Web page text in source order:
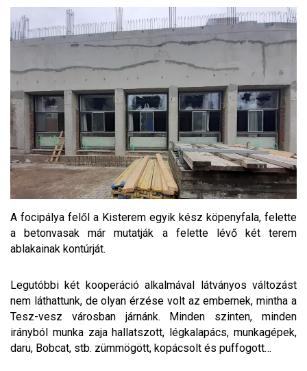
A focipálya felől a Kisterem egyik kész köpenyfala, felette
a betonvasak már mutatják a felette lévő két terem
ablakainak kontúrját.
Legutóbbi két kooperáció alkalmával látványos változást
nem láthattunk, de olyan érzése volt az embernek, mintha a
Tesz-vesz városban járnánk. Minden szinten, minden
irányból munka zaja hallatszott, légkalapács, munkagépek,
daru, Bobcat, stb. zümmögött, kopácsolt és puffogott…